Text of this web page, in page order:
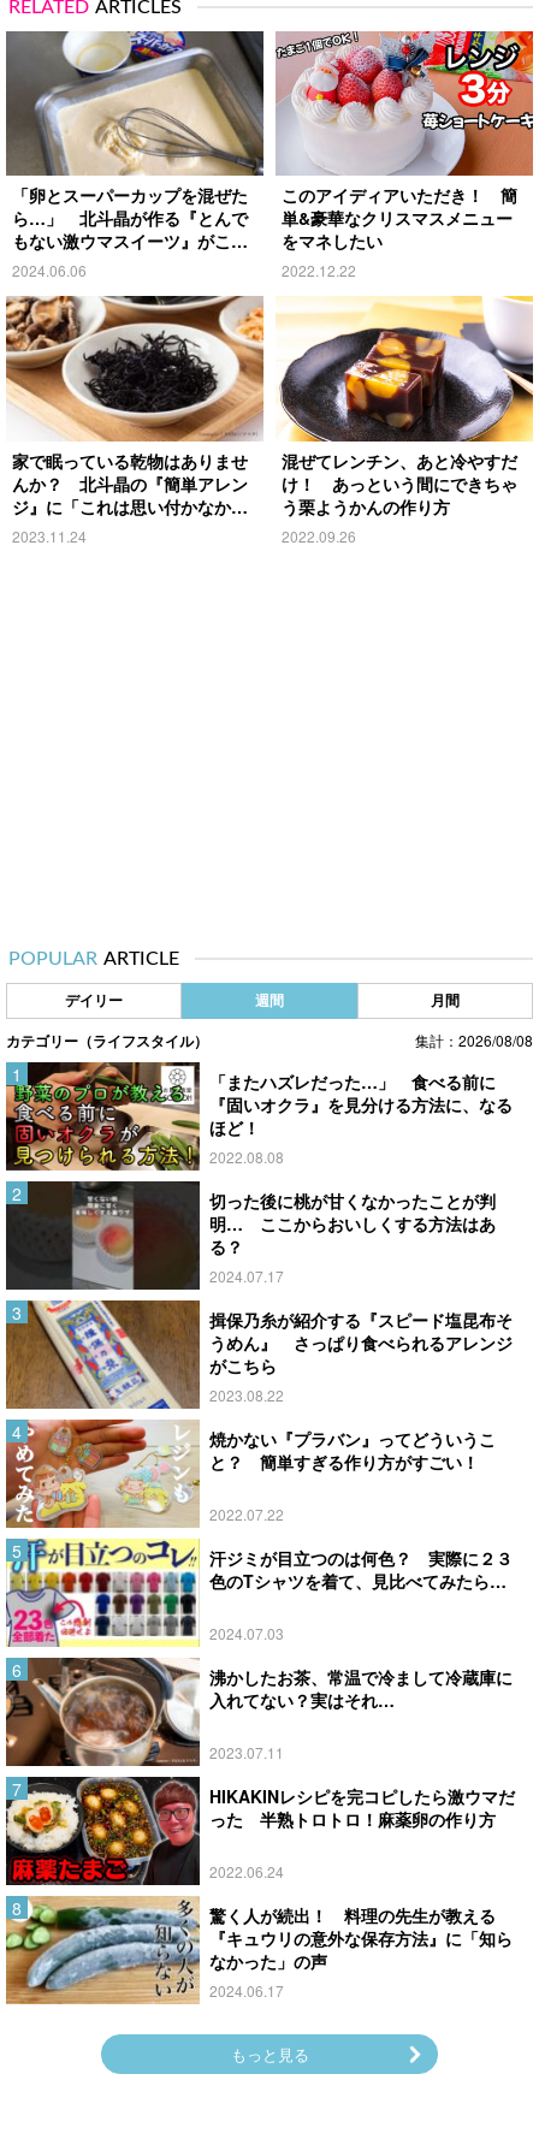
RELATED ARTICLES
「卵とスーパーカップを混ぜた
ら…」 北斗晶が作る『とんで
もない激ウマスイーツ』がこち
ら！
2024.06.06
このアイディアいただき！ 簡
単&豪華なクリスマスメニュー
をマネしたい
2022.12.22
家で眠っている乾物はありませ
んか？ 北斗晶の『簡単アレン
ジ』に「これは思い付かなかっ
た」
2023.11.24
混ぜてレンチン、あと冷やすだ
け！ あっという間にできちゃ
う栗ようかんの作り方
2022.09.26
POPULAR ARTICLE
デイリー 週間 月間
カテゴリー（ライフスタイル） 集計：2026/08/08
「またハズレだった…」 食べる前に
『固いオクラ』を見分ける方法に、なる
ほど！
2022.08.08
切った後に桃が甘くなかったことが判
明… ここからおいしくする方法はあ
る？
2024.07.17
揖保乃糸が紹介する『スピード塩昆布そ
うめん』 さっぱり食べられるアレンジ
がこちら
2023.08.22
焼かない『プラバン』ってどういうこ
と？ 簡単すぎる作り方がすごい！
2022.07.22
汗ジミが目立つのは何色？ 実際に２３
色のTシャツを着て、見比べてみたら…
2024.07.03
沸かしたお茶、常温で冷まして冷蔵庫に
入れてない？実はそれ…
2023.07.11
HIKAKINレシピを完コピしたら激ウマだ
った 半熟トロトロ！麻薬卵の作り方
2022.06.24
驚く人が続出！ 料理の先生が教える
『キュウリの意外な保存方法』に「知ら
なかった」の声
2024.06.17
もっと見る